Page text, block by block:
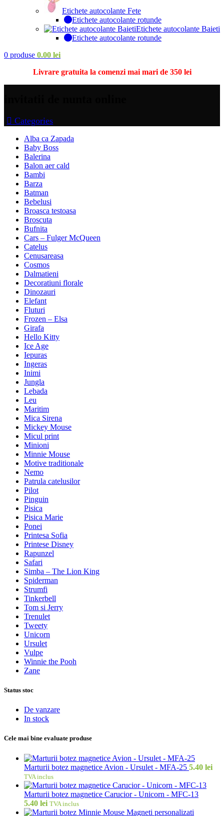
Etichete autocolante Fete
Etichete autocolante rotunde
Etichete autocolante Baieti
Etichete autocolante rotunde
0 produse 0.00 lei
Livrare gratuita la comenzi mai mari de 350 lei
Categories
Alba ca Zapada
Baby Boss
Balerina
Balon aer cald
Bambi
Barza
Batman
Bebelusi
Broasca testoasa
Broscuta
Bufnita
Cars – Fulger McQueen
Catelus
Cenusareasa
Cosmos
Dalmatieni
Decoratiuni florale
Dinozauri
Elefant
Fluturi
Frozen – Elsa
Girafa
Hello Kitty
Ice Age
Iepuras
Ingeras
Inimi
Jungla
Lebada
Leu
Maritim
Mica Sirena
Mickey Mouse
Micul print
Minioni
Minnie Mouse
Motive traditionale
Nemo
Patrula catelusilor
Pilot
Pinguin
Pisica
Pisica Marie
Ponei
Printesa Sofia
Printese Disney
Rapunzel
Safari
Simba – The Lion King
Spiderman
Strumfi
Tinkerbell
Tom si Jerry
Trenulet
Tweety
Unicorn
Ursulet
Vulpe
Winnie the Pooh
Zane
Status stoc
De vanzare
In stock
Cele mai bine evaluate produse
Marturii botez magnetice Avion - Ursulet - MFA-25 5.40 lei
TVA inclus
Marturii botez magnetice Carucior - Unicorn - MFC-13
5.40 lei TVA inclus